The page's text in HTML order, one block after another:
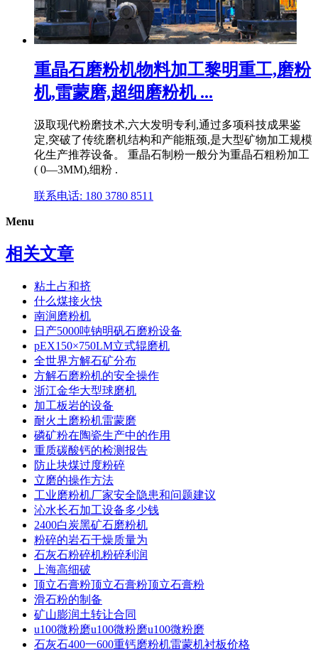
重晶石磨粉机物料加工黎明重工,磨粉
机,雷蒙磨,超细磨粉机 ...
汲取现代粉磨技术,六大发明专利,通过多项科技成果鉴
定,突破了传统磨机结构和产能瓶颈,是大型矿物加工规模
化生产推荐设备。 重晶石制粉一般分为重晶石粗粉加工
( 0—3MM),细粉 .
联系电话: 180 3780 8511
Menu
相关文章
粘土占和挤
什么煤接火快
南涧磨粉机
日产5000吨钠明矾石磨粉设备
pEX150×750LM立式辊磨机
全世界方解石矿分布
方解石磨粉机的安全操作
浙江金华大型球磨机
加工板岩的设备
耐火土磨粉机雷蒙磨
磷矿粉在陶瓷生产中的作用
重质碳酸钙的检测报告
防止块煤过度粉碎
立磨的操作方法
工业磨粉机厂家安全隐患和问题建议
沁水长石加工设备多少钱
2400白炭黑矿石磨粉机
粉碎的岩石干燥质量为
石灰石粉碎机粉碎利润
上海高细破
顶立石膏粉顶立石膏粉顶立石膏粉
滑石粉的制备
矿山膨润土转让合同
u100微粉磨u100微粉磨u100微粉磨
石灰石400一600重钙磨粉机雷蒙机衬板价格